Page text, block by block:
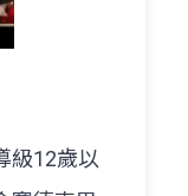
級12歲以